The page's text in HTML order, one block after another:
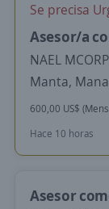
Se precisa
Asesor/a
NAEL
Manta,
600,00 US$
Hace 10 horas
Asesor